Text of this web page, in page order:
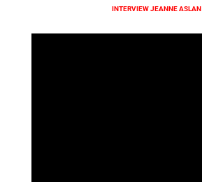
INTERVIEW JEANNE ASLAN